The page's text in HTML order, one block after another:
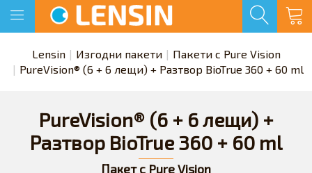
Lensin Изгодни пакети
Пакети с Pure Vision
PureVision® (6 + 6 лещи) + Разтвор BioTrue 360 + 60 ml
PureVision® (6 + 6 лещи) +
Разтвор BioTrue 360 + 60 ml
Пакет с Pure Vision